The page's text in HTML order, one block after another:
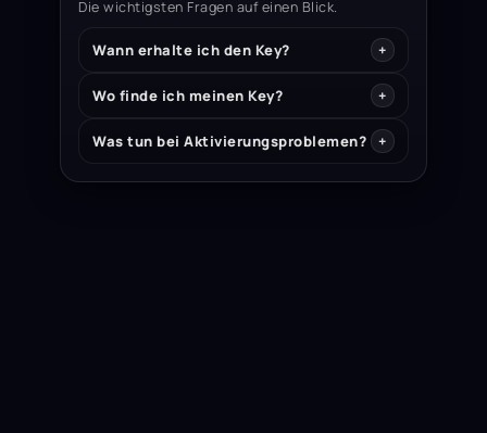
Die wichtigsten Fragen auf einen Blick.
Wann erhalte ich den Key?
Wo finde ich meinen Key?
Was tun bei Aktivierungsproblemen?